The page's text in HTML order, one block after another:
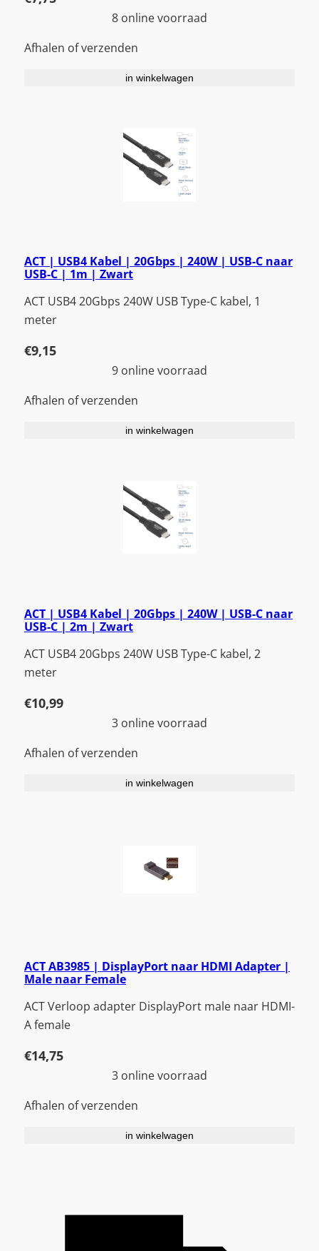
8 online voorraad
Afhalen of verzenden
in winkelwagen
ACT | USB4 Kabel | 20Gbps | 240W | USB-C naar
USB-C | 1m | Zwart
ACT USB4 20Gbps 240W USB Type-C kabel, 1
meter
€9,15
9 online voorraad
Afhalen of verzenden
in winkelwagen
ACT | USB4 Kabel | 20Gbps | 240W | USB-C naar
USB-C | 2m | Zwart
ACT USB4 20Gbps 240W USB Type-C kabel, 2
meter
€10,99
3 online voorraad
Afhalen of verzenden
in winkelwagen
ACT AB3985 | DisplayPort naar HDMI Adapter |
Male naar Female
ACT Verloop adapter DisplayPort male naar HDMI-
A female
€14,75
3 online voorraad
Afhalen of verzenden
in winkelwagen